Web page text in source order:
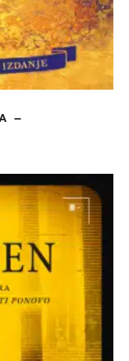
–